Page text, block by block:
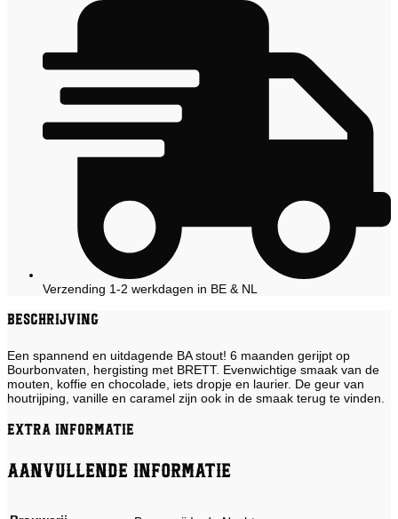
Verzending 1-2 werkdagen in BE & NL
Beschrijving
Een spannend en uitdagende BA stout! 6 maanden gerijpt op
Bourbonvaten, hergisting met BRETT. Evenwichtige smaak van de
mouten, koffie en chocolade, iets dropje en laurier. De geur van
houtrijping, vanille en caramel zijn ook in de smaak terug te vinden.
Extra informatie
Aanvullende informatie